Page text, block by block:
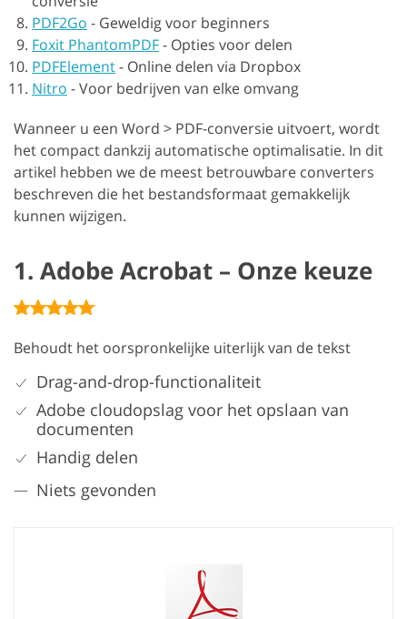
PDF2Go - Geweldig voor beginners
Foxit PhantomPDF- Opties voor delen
PDFElement- Online delen via Dropbox
Nitro -Voor bedrijven van elke omvang
Wanneer u een Word > PDF-conversie uitvoert, wordt
het compact dankzij automatische optimalisatie. In dit
artikel hebben we de meest betrouwbare converters
beschreven die het bestandsformaat gemakkelijk
kunnen wijzigen.
1. Adobe Acrobat – Onze keuze
Behoudt het oorspronkelijke uiterlijk van de tekst
Drag-and-drop-functionaliteit
Adobe cloudopslag voor het opslaan van
documenten
Handig delen
Niets gevonden